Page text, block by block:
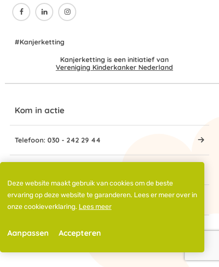
Deze website maakt gebruik van cookies om de beste
ervaring op deze website te garanderen. Lees er meer over in
onze cookieverklaring. Lees meer
Accepteren
Aanpassen
  
#Kanjerketting
Kanjerketting is een initiatief van
Vereniging Kinderkanker Nederland
Kom in actie
Telefoon: 030 - 242 29 44
IBAN: NL72 SNSB 0938 4000 45
© 2026 Kanjerketting - Alle rechten voorbehouden